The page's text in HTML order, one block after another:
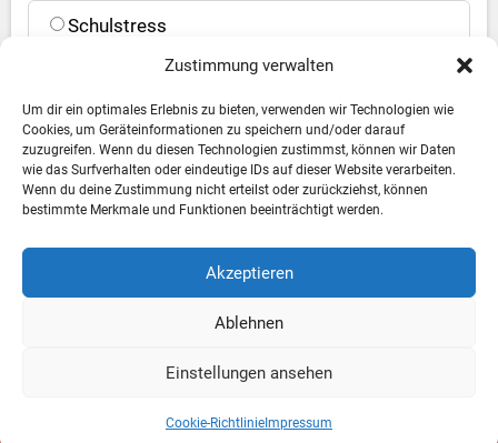
Zustimmung verwalten
Um dir ein optimales Erlebnis zu bieten, verwenden wir Technologien wie
Cookies, um Geräteinformationen zu speichern und/oder darauf
zuzugreifen. Wenn du diesen Technologien zustimmst, können wir Daten
wie das Surfverhalten oder eindeutige IDs auf dieser Website verarbeiten.
Wenn du deine Zustimmung nicht erteilst oder zurückziehst, können
bestimmte Merkmale und Funktionen beeinträchtigt werden.
Akzeptieren
Ablehnen
Einstellungen ansehen
Cookie-Richtlinie Impressum
Schulstress
Jetzt abstimmen
Ergebnisse anzeigen
Mein Account